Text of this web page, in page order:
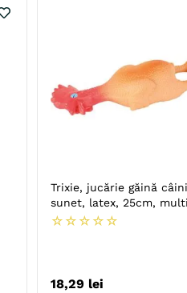
Trixie, jucărie găină
sunet, latex, 25cm,
☆ ☆ ☆ ☆ ☆
18,29 lei